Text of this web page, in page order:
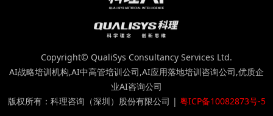
Copyright© QualiSys Consultancy Services Ltd.
AI战略培训机构,AI中高管培训公司,AI应用落地培训咨询公司,优质企
业AI咨询公司
版权所有：科理咨询（深圳）股份有限公司 | 粤ICP备10082873号-5